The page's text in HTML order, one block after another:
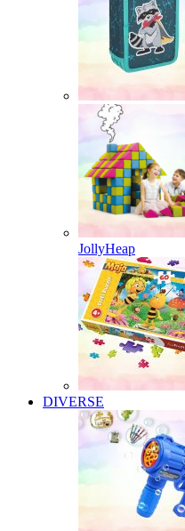
JollyHeap
DIVERSE